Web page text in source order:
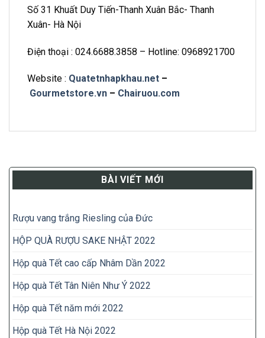
Số 31 Khuất Duy Tiến-Thanh Xuân Bắc- Thanh
Xuân- Hà Nội
Điện thoại : 024.6688.3858 – Hotline: 0968921700
Website : Quatetnhapkhau.net –
Gourmetstore.vn – Chairuou.com
BÀI VIẾT MỚI
Rượu vang trắng Riesling của Đức
HỘP QUÀ RƯỢU SAKE NHẬT 2022
Hộp quà Tết cao cấp Nhâm Dần 2022
Hộp quà Tết Tân Niên Như Ý 2022
Hộp quà Tết năm mới 2022
Hộp quà Tết Hà Nội 2022